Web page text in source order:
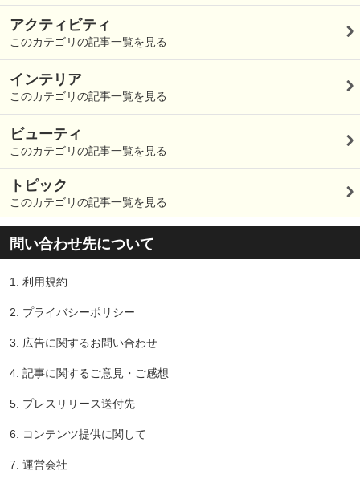
アクティビティ
このカテゴリの記事一覧を見る
インテリア
このカテゴリの記事一覧を見る
ビューティ
このカテゴリの記事一覧を見る
トピック
このカテゴリの記事一覧を見る
問い合わせ先について
1. 利用規約
2. プライバシーポリシー
3. 広告に関するお問い合わせ
4. 記事に関するご意見・ご感想
5. プレスリリース送付先
6. コンテンツ提供に関して
7. 運営会社